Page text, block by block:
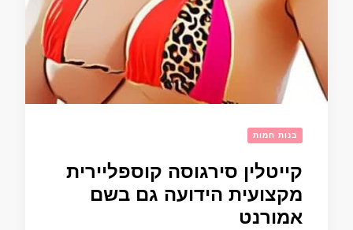
בנות חמות
קייטלין סירגוסה קוספליירית
מקצועית הידועה גם בשם
אמורנט